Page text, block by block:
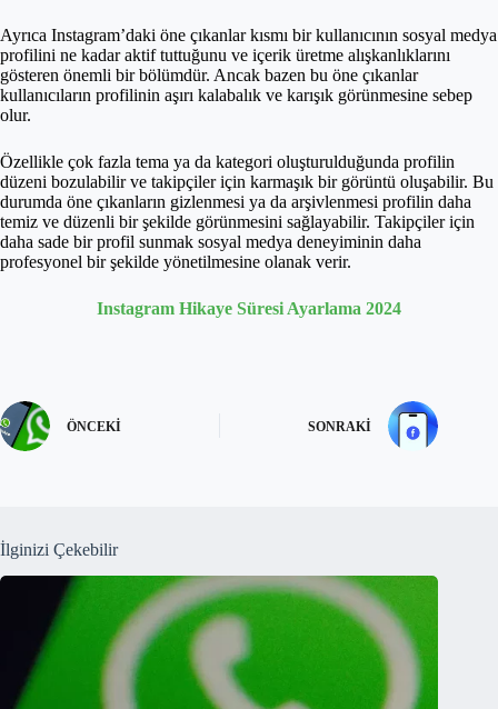
Ayrıca Instagram’daki öne çıkanlar kısmı bir kullanıcının sosyal medya
profilini ne kadar aktif tuttuğunu ve içerik üretme alışkanlıklarını
gösteren önemli bir bölümdür. Ancak bazen bu öne çıkanlar
kullanıcıların profilinin aşırı kalabalık ve karışık görünmesine sebep
olur.
Özellikle çok fazla tema ya da kategori oluşturulduğunda profilin
düzeni bozulabilir ve takipçiler için karmaşık bir görüntü oluşabilir. Bu
durumda öne çıkanların gizlenmesi ya da arşivlenmesi profilin daha
temiz ve düzenli bir şekilde görünmesini sağlayabilir. Takipçiler için
daha sade bir profil sunmak sosyal medya deneyiminin daha
profesyonel bir şekilde yönetilmesine olanak verir.
Instagram Hikaye Süresi Ayarlama 2024
ÖNCEKI SONRAKI
İlginizi Çekebilir